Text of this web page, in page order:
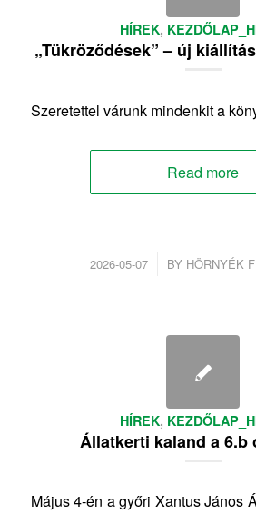
HÍREK,
„Tükröződések” – új
Szeretettel várunk mindenkit a
Read more
2026-05-07
/ BY HÖRNYÉK
HÍREK,
Állatkerti kaland a 6.b
Május 4-én a győri Xantus János